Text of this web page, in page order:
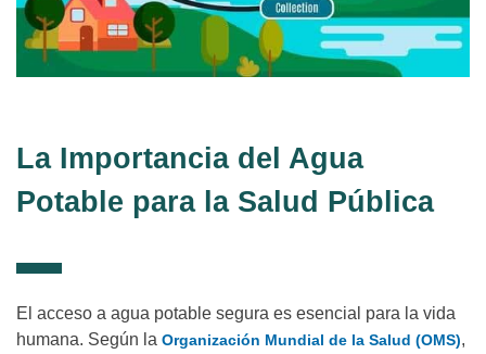
La Importancia del Agua
Potable para la Salud Pública
El acceso a agua potable segura es esencial para la vida
humana. Según la Organización Mundial de la Salud (OMS),